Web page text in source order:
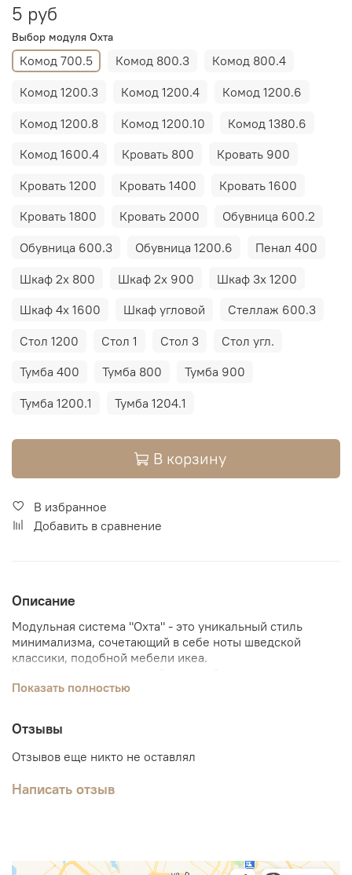
5 руб
Выбор модуля Охта
Комод 700.5 Комод 800.3
Комод 800.4
Комод 1200.3
Комод 1200.4
Комод 1200.6
Комод 1200.8
Комод 1200.10
Комод 1380.6
Комод 1600.4
Кровать 800
Кровать 900
Кровать 1200
Кровать 1400
Кровать 1600
Кровать 1800
Кровать 2000
Обувница 600.2
Обувница 600.3
Обувница 1200.6
Пенал 400
Шкаф 2х 800
Шкаф 2х 900
Шкаф 3х 1200
Шкаф 4х 1600
Шкаф угловой
Стеллаж 600.3
Стол 1200
Стол 1 Стол 3
Стол угл.
Тумба 400
Тумба 800
Тумба 900
Тумба 1200.1
Тумба 1204.1
В корзину
В избранное
Добавить в сравнение
Описание
Модульная система "Охта" - это уникальный стиль
минимализма, сочетающий в себе ноты шведской
классики, подобной мебели икеа.
тумб, кроватей, шкафов, обувниц и столов. Позволит
Два вида расцветок, для вашего интерьера: белый/ дуб
крафт золотой и антрацит. Выбирайте качественное, по
доступной цене.
Показать полностью
Отзывы
Отзывов еще никто не оставлял
Написать отзыв